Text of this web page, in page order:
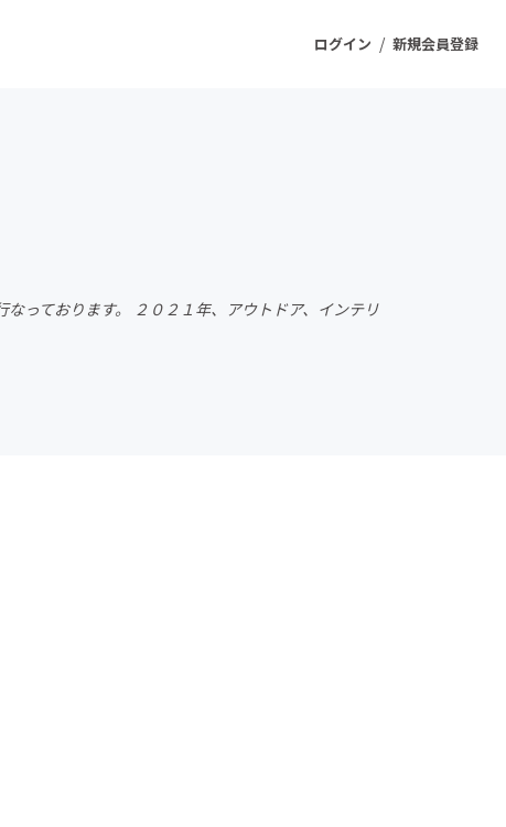
ログイン / 新規会員登録
ファッション
っております。 ２０２１年、アウトドア、インテリ